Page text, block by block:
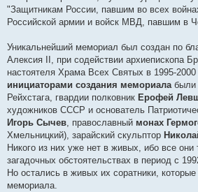
"Защитникам России, павшим во всех
Российской армии и войск МВД, павшим в
Уникальнейший мемориал был создан по
Алексия II, при содействии архиепископа
настоятеля Храма Всех Святых в 1995-2000
инициаторами создания мемориалабыли
Рейхстага, гвардии полковник Ерофей
художников СССР и основатель
Игорь Сычев, православный монах
Хмельницкий), зарайский скульптор
Никого из них уже нет в живых, ибо все они
загадочных обстоятельствах в период с
Но остались в живых их соратники,
мемориала.